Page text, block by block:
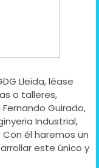
Lleida, léase
o talleres,
Guirado,
Industrial,
Con él haremos un
este único y